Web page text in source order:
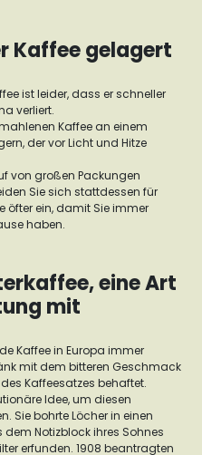
Kaffee gelagert
ist leider, dass er schneller
verliert.
Kaffee an einem
der vor Licht und Hitze
von großen Packungen
Sie sich stattdessen für
öfter ein, damit Sie immer
haben.
eine Art
mit
Kaffee in Europa immer
mit dem bitteren Geschmack
Kaffeesatzes behaftet.
Idee, um diesen
Sie bohrte Löcher in einen
Notizblock ihres Sohnes
erfunden. 1908 beantragten